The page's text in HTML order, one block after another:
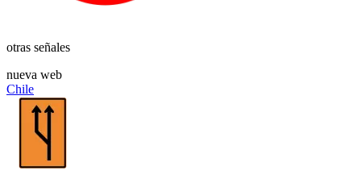
otras señales
nueva web
Chile